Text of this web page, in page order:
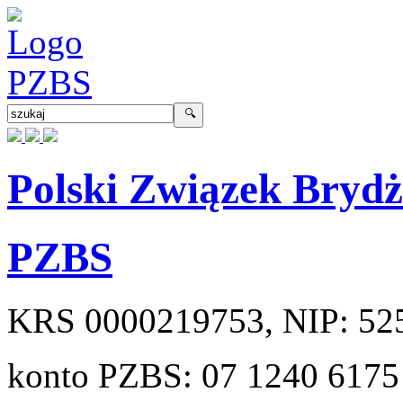
Polski Związek
PZBS
KRS 0000219753, NIP:
konto PZBS: 07 1240